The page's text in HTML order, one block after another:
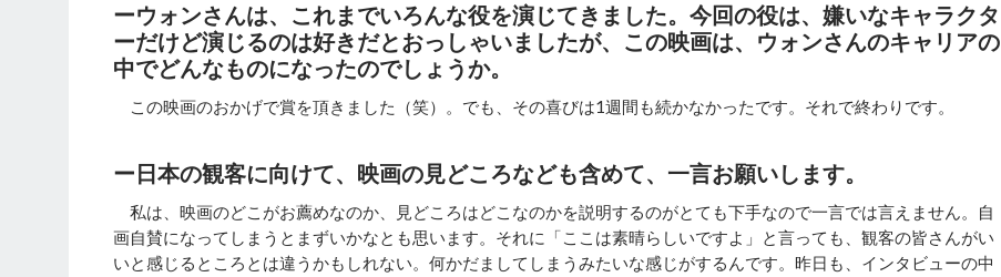
ーウォンさんは、これまでいろんな役を演じてきました。今回の役は、嫌いなキャラクタ
ーだけど演じるのは好きだとおっしゃいましたが、この映画は、ウォンさんのキャリアの
中でどんなものになったのでしょうか。
この映画のおかげで賞を頂きました（笑）。でも、その喜びは1週間も続かなかったです。それで終わりです。
ー日本の観客に向けて、映画の見どころなども含めて、一言お願いします。
私は、映画のどこがお薦めなのか、見どころはどこなのかを説明するのがとても下手なので一言では言えません。自
画自賛になってしまうとまずいかなとも思います。それに「ここは素晴らしいですよ」と言っても、観客の皆さんがい
いと感じるところとは違うかもしれない。何かだましてしまうみたいな感じがするんです。昨日も、インタビューの中